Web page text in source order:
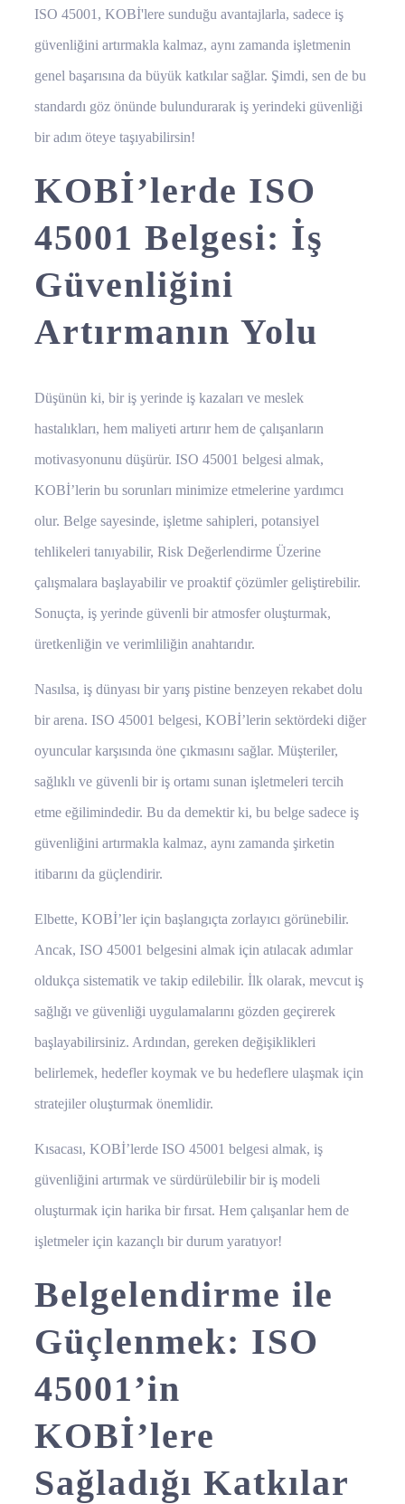
ISO 45001, KOBİ'lere sunduğu avantajlarla, sadece iş
güvenliğini artırmakla kalmaz, aynı zamanda işletmenin
genel başarısına da büyük katkılar sağlar. Şimdi, sen de bu
standardı göz önünde bulundurarak iş yerindeki güvenliği
bir adım öteye taşıyabilirsin!
KOBİ’lerde ISO
45001 Belgesi: İş
Güvenliğini
Artırmanın Yolu
Düşünün ki, bir iş yerinde iş kazaları ve meslek
hastalıkları, hem maliyeti artırır hem de çalışanların
motivasyonunu düşürür. ISO 45001 belgesi almak,
KOBİ’lerin bu sorunları minimize etmelerine yardımcı
olur. Belge sayesinde, işletme sahipleri, potansiyel
tehlikeleri tanıyabilir, Risk Değerlendirme Üzerine
çalışmalara başlayabilir ve proaktif çözümler geliştirebilir.
Sonuçta, iş yerinde güvenli bir atmosfer oluşturmak,
üretkenliğin ve verimliliğin anahtarıdır.
Nasılsa, iş dünyası bir yarış pistine benzeyen rekabet dolu
bir arena. ISO 45001 belgesi, KOBİ’lerin sektördeki diğer
oyuncular karşısında öne çıkmasını sağlar. Müşteriler,
sağlıklı ve güvenli bir iş ortamı sunan işletmeleri tercih
etme eğilimindedir. Bu da demektir ki, bu belge sadece iş
güvenliğini artırmakla kalmaz, aynı zamanda şirketin
itibarını da güçlendirir.
Elbette, KOBİ’ler için başlangıçta zorlayıcı görünebilir.
Ancak, ISO 45001 belgesini almak için atılacak adımlar
oldukça sistematik ve takip edilebilir. İlk olarak, mevcut iş
sağlığı ve güvenliği uygulamalarını gözden geçirerek
başlayabilirsiniz. Ardından, gereken değişiklikleri
belirlemek, hedefler koymak ve bu hedeflere ulaşmak için
stratejiler oluşturmak önemlidir.
Kısacası, KOBİ’lerde ISO 45001 belgesi almak, iş
güvenliğini artırmak ve sürdürülebilir bir iş modeli
oluşturmak için harika bir fırsat. Hem çalışanlar hem de
işletmeler için kazançlı bir durum yaratıyor!
Belgelendirme ile
Güçlenmek: ISO
45001’in
KOBİ’lere
Sağladığı Katkılar